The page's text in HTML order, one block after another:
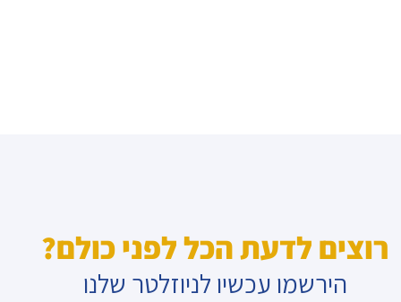
רוצים לדעת הכל לפני כולם?
הירשמו עכשיו לניוזלטר שלנו